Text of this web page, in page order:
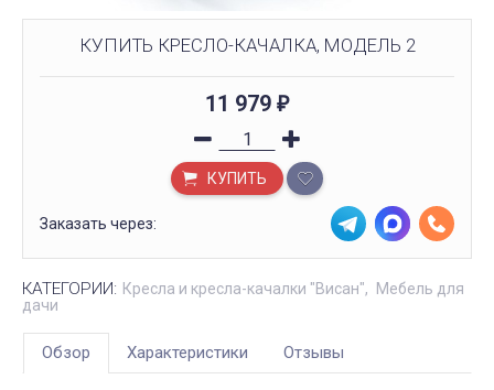
КУПИТЬ КРЕСЛО-КАЧАЛКА, МОДЕЛЬ 2
11 979 ₽
КУПИТЬ
Заказать через:
КАТЕГОРИИ: Кресла и кресла-качалки "Висан"
Мебель для
дачи
Обзор Характеристики Отзывы